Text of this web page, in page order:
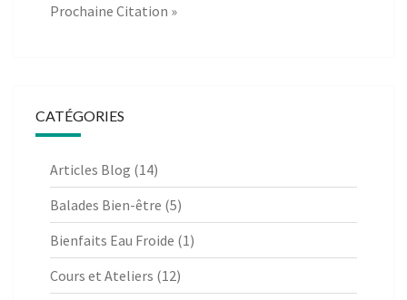
Prochaine Citation »
CATÉGORIES
Articles Blog (14)
Balades Bien-être (5)
Bienfaits Eau Froide (1)
Cours et Ateliers (12)